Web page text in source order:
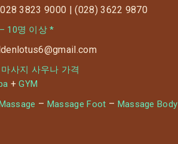
3823 9000 | (028) 3622 9870
10명 이상 *
사지 사우나 가격
+GYM
– Massage Foot – Massage Body